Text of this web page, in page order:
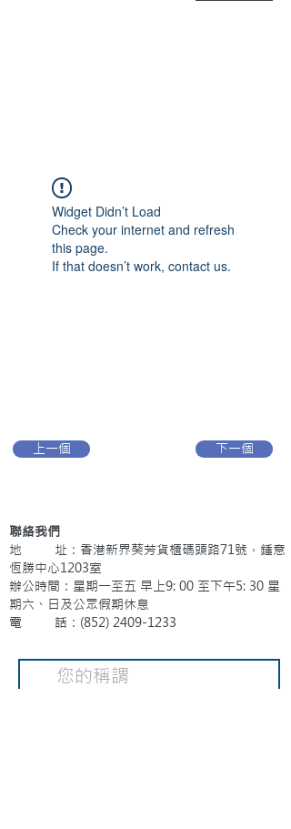
Widget Didn’t Load
Check your internet and refresh
this page.
If that doesn’t work, contact us.
上一個 下一個
聯絡我們
地 址：香港新界葵芳貨櫃碼頭路71號，鍾意
恆勝中心1203室
辦公時間：星期一至五 早上9: 00 至下午5: 30 星
期六、日及公眾假期休息
電 話：(852) 2409-1233